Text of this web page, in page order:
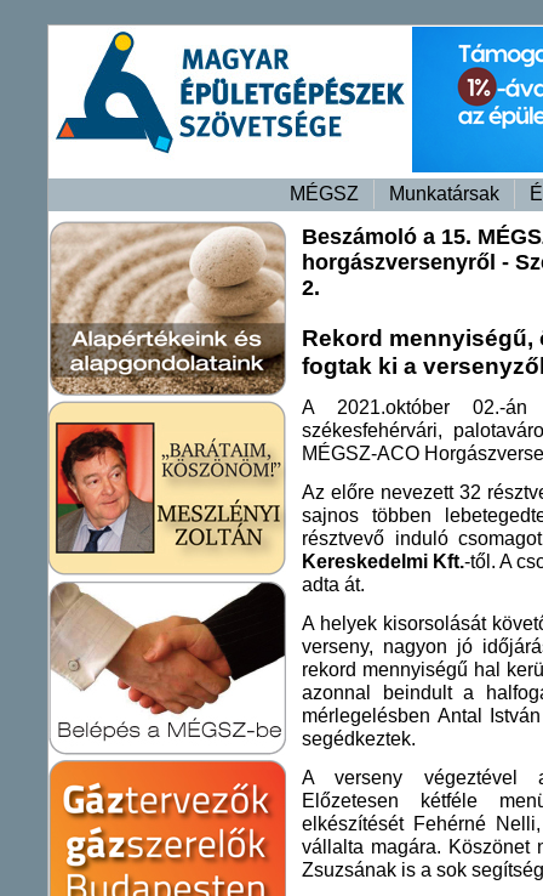
MÉGSZ Munkatársak
Beszámoló a 15.
horgászversenyről -
2.
Rekord mennyiségű,
fogtak ki a
A 2021.október 02.-
székesfehérvári, p
MÉGSZ-ACO
Az előre nevezett 32
sajnos többen
résztvevő induló
Kereskedelmi Kft.-től. A
adta át.
A helyek kisorsolását
verseny, nagyon jó
rekord mennyiségű hal
azonnal beindult a
mérlegelésben Antal
segédkeztek.
A verseny végeztével
Előzetesen kétféle
elkészítését Fehérné
vállalta magára. Köszönet
Zsuzsának is a sok